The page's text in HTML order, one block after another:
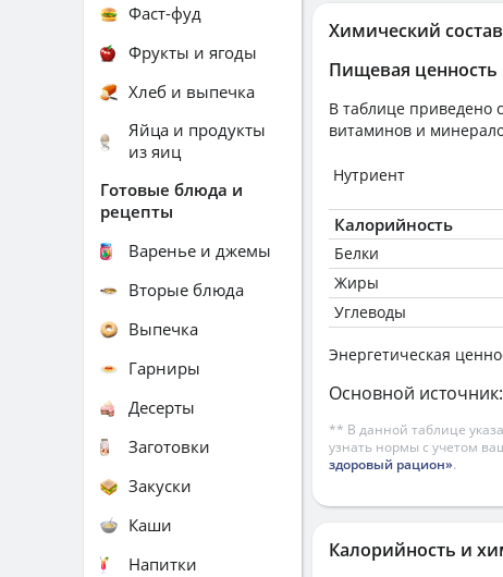
Химический
Пищевая ценность
В таблице приведено
витаминов и
Нутриент
Калорийность
Белки
Жиры
Углеводы
Энергетическая
Основной
** В данной таблице
узнать нормы с учетом
здоровый рацион».
Калорийность и
Фаст-фуд
Фрукты и ягоды
Хлеб и выпечка
Яйца и продукты
из яиц
Готовые блюда и
рецепты
Варенье и джемы
Вторые блюда
Выпечка
Гарниры
Десерты
Заготовки
Закуски
Каши
Напитки